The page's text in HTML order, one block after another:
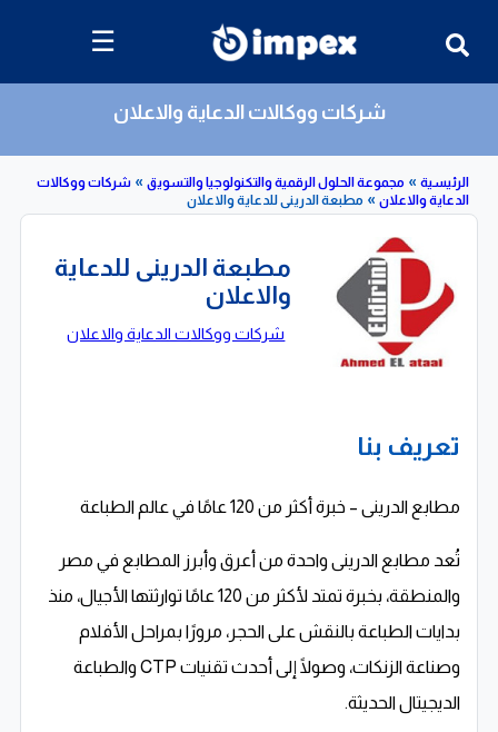
☰
شركات ووكالات الدعاية والاعلان
»
مجموعة الحلول الرقمية والتكنولوجيا والتسويق
»
شركات ووكالات
»
مطبعة الدرينى للدعاية والاعلان
مطبعة الدرينى للدعاية
والاعلان
تعريف بنا
مطابع الدرينى – خبرة أكثر من 120 عامًا في عالم الطباعة
تُعد مطابع الدرينى واحدة من أعرق وأبرز المطابع في مصر
والمنطقة، بخبرة تمتد لأكثر من 120 عامًا توارثتها الأجيال، منذ
بدايات الطباعة بالنقش على الحجر، مرورًا بمراحل الأفلام
وصناعة الزنكات، وصولًا إلى أحدث تقنيات CTP والطباعة
الديجيتال الحديثة.